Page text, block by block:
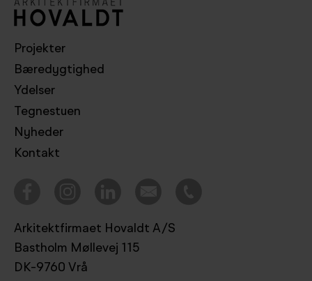
Projekter
Bæredygtighed
Ydelser
Tegnestuen
Nyheder
Kontakt
Arkitektfirmaet Hovaldt A/S
Bastholm Møllevej 115
DK-9760 Vrå